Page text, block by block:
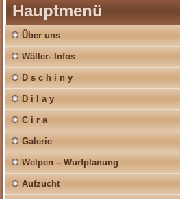
Hauptmenü
Über uns
Wäller- Infos
D s c h i n y
D i l a y
C i r a
Galerie
Welpen – Wurfplanung
Aufzucht